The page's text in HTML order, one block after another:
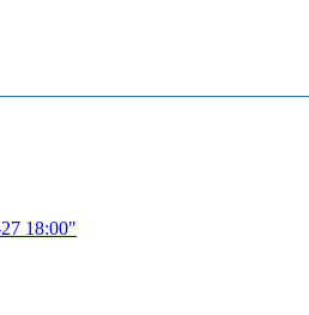
18:00"